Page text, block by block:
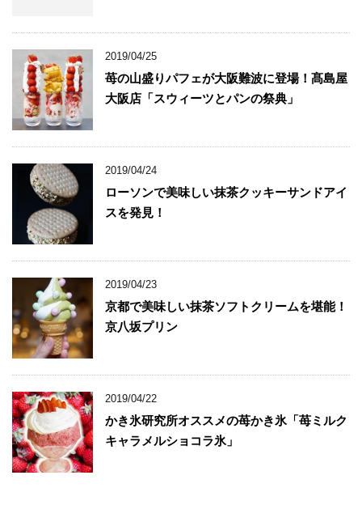
2019/04/25
苺の山盛りパフェが大阪難波に登場！髙島屋
大阪店「スウィーツとパンの祭典」
2019/04/24
ローソンで美味しい抹茶クッキーサンドアイ
スを発見！
2019/04/23
京都で美味しい抹茶ソフトクリームを堪能！
京八坂プリン
2019/04/22
かき氷研究所オススメの苺かき氷「苺ミルク
キャラメルショコラ氷」